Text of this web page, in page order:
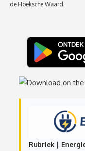
de Hoeksche Waard.
Rubriek |